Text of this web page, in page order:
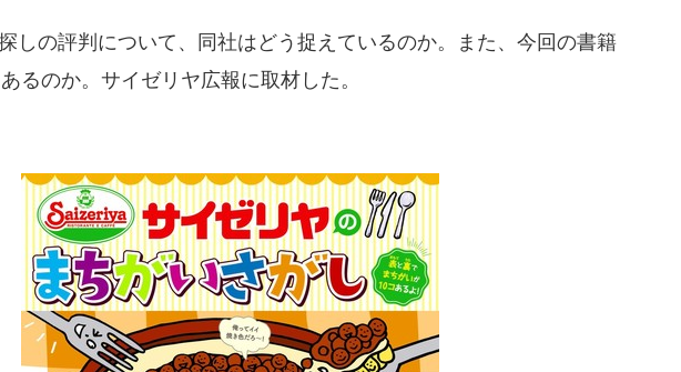
しの評判について、同社はどう捉えているのか。また、今回の書籍
るのか。サイゼリヤ広報に取材した。